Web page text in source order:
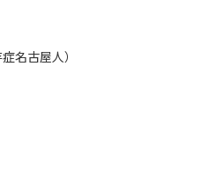
名古屋人）